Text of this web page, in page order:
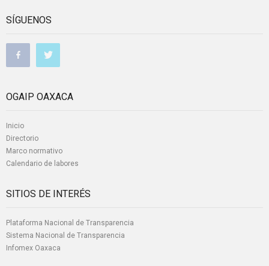
SÍGUENOS
OGAIP OAXACA
Inicio
Directorio
Marco normativo
Calendario de labores
SITIOS DE INTERÉS
Plataforma Nacional de Transparencia
Sistema Nacional de Transparencia
Infomex Oaxaca